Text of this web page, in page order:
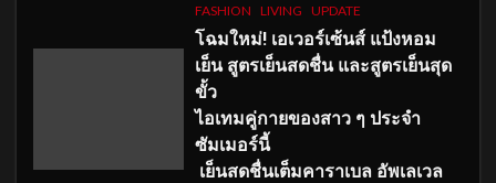
FASHION LIVING UPDATE
โฉมใหม่! เอเวอร์เซ้นส์ แป้งหอม
เย็น สูตรเย็นสดชื่น และสูตรเย็นสุด
ขั้ว
ไอเทมคู่กายของสาว ๆ ประจำ
ซัมเมอร์นี้
เย็นสดชื่นเต็มคาราเบล อัพเลเวล